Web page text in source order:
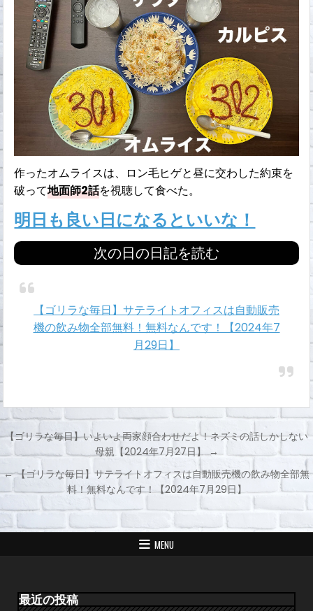
作ったオムライスは、ロン毛ヒゲと昼に交わした約束を
破って地面師2話を視聴して食べた。
明日も良い日になるといいな！
次の日の日記を読む
【ゴリラな毎日】サテライトオフィスは自動販売
機の飲み物全部無料！無料なんです！【2024年7
月29日】
投
稿
ナ
ビ
ー
シ
ョ
【ゴリラな毎日】いよいよ両家顔合わせだよ！ネズミの話しかしない
母親【2024年7月27日】 →
← 【ゴリラな毎日】サテライトオフィスは自動販売機の飲み物全部無
料！無料なんです！【2024年7月29日】
MENU
最近の投稿